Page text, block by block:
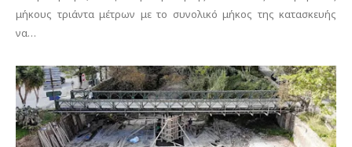
μήκους τριάντα μέτρων με το συνολικό μήκος της κατασκευής
να…